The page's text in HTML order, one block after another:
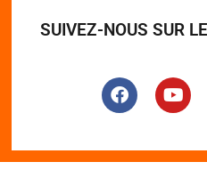
SUIVEZ-NOUS SUR